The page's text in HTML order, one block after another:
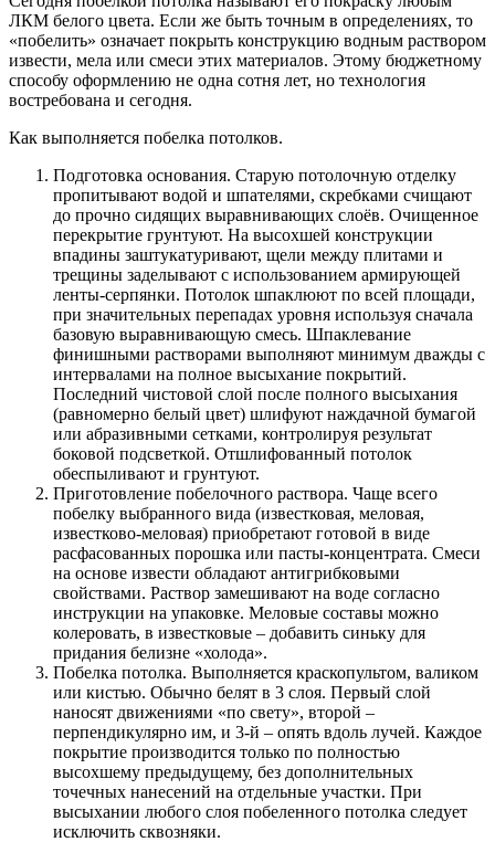
ЛКМ белого цвета. Если же быть точным в определениях, то
«побелить» означает покрыть конструкцию водным раствором
извести, мела или смеси этих материалов. Этому бюджетному
способу оформлению не одна сотня лет, но технология
востребована и сегодня.
Как выполняется побелка потолков.
Подготовка основания. Старую потолочную отделку
пропитывают водой и шпателями, скребками счищают
до прочно сидящих выравнивающих слоёв. Очищенное
перекрытие грунтуют. На высохшей конструкции
впадины заштукатуривают, щели между плитами и
трещины заделывают с использованием армирующей
ленты-серпянки. Потолок шпаклюют по всей площади,
при значительных перепадах уровня используя сначала
базовую выравнивающую смесь. Шпаклевание
финишными растворами выполняют минимум дважды с
интервалами на полное высыхание покрытий.
Последний чистовой слой после полного высыхания
(равномерно белый цвет) шлифуют наждачной бумагой
или абразивными сетками, контролируя результат
боковой подсветкой. Отшлифованный потолок
обеспыливают и грунтуют.
Приготовление побелочного раствора. Чаще всего
побелку выбранного вида (известковая, меловая,
известково-меловая) приобретают готовой в виде
расфасованных порошка или пасты-концентрата. Смеси
на основе извести обладают антигрибковыми
свойствами. Раствор замешивают на воде согласно
инструкции на упаковке. Меловые составы можно
колеровать, в известковые – добавить синьку для
придания белизне «холода».
Побелка потолка. Выполняется краскопультом, валиком
или кистью. Обычно белят в 3 слоя. Первый слой
наносят движениями «по свету», второй –
перпендикулярно им, и 3-й – опять вдоль лучей. Каждое
покрытие производится только по полностью
высохшему предыдущему, без дополнительных
точечных нанесений на отдельные участки. При
высыхании любого слоя побеленного потолка следует
исключить сквозняки.